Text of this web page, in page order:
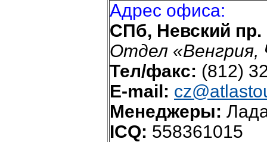
Адрес офиса:
СПб, Невский пр.
Отдел «Венгрия,
Тел/факс: (812)
E-mail:
Менеджеры:
ICQ: 558361015